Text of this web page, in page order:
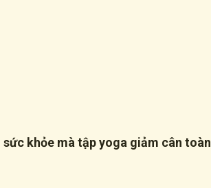
khỏe mà tập yoga giảm cân toàn